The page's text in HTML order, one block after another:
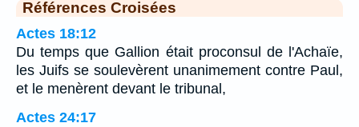
Références Croisées
Actes 18:12
Du temps que Gallion était proconsul de l'Achaïe,
les Juifs se soulevèrent unanimement contre Paul,
et le menèrent devant le tribunal,
Actes 24:17